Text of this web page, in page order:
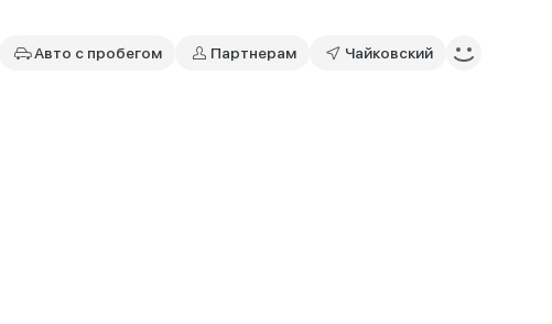
Авто с пробегом Партнерам Чайковский